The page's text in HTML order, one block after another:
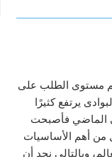
مستوى الطلب على
يرتفع كثيرًا
الماضي فأصبحت
من أهم الأساسيات
وبالتالي نجد أن